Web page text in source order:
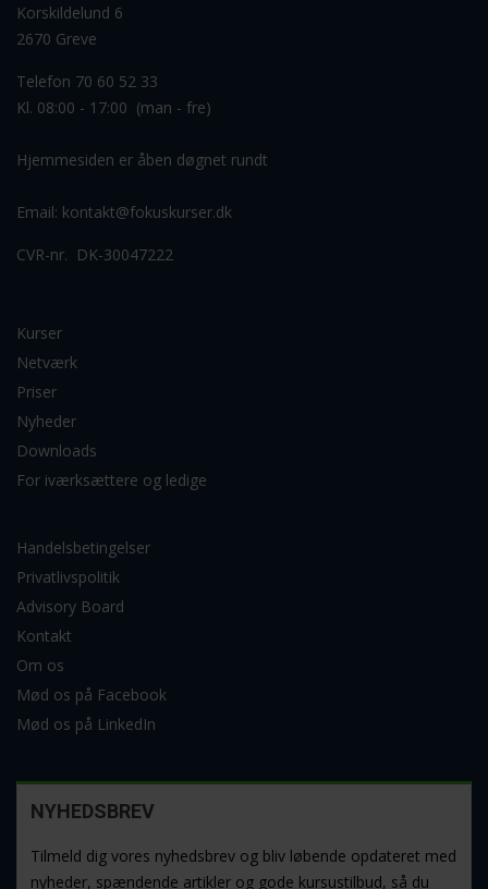
Korskildelund 6
2670 Greve
Telefon 70 60 52 33
Kl. 08:00 - 17:00 (man - fre)
Hjemmesiden er åben døgnet rundt
Email: kontakt@fokuskurser.dk
CVR-nr. DK-30047222
Kurser
Netværk
Priser
Nyheder
Downloads
For iværksættere og ledige
Handelsbetingelser
Privatlivspolitik
Advisory Board
Kontakt
Om os
Mød os på Facebook
Mød os på LinkedIn
NYHEDSBREV
Tilmeld dig vores nyhedsbrev og bliv løbende opdateret med
nyheder, spændende artikler og gode kursustilbud, så du